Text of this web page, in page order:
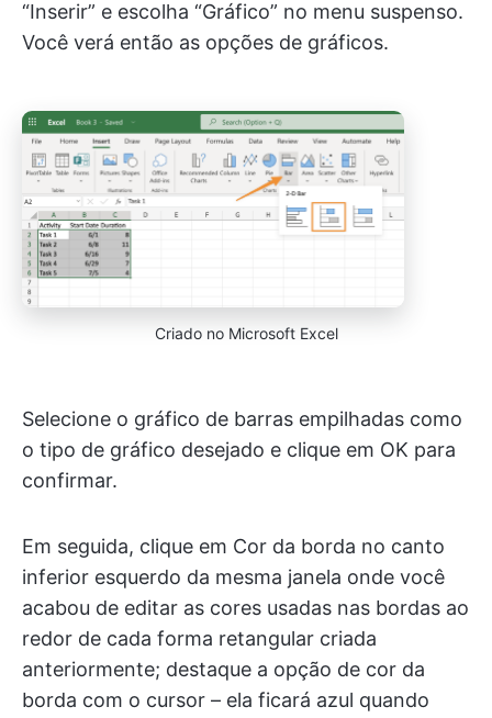
“Inserir” e escolha “Gráfico” no menu suspenso.
Você verá então as opções de gráficos.
Criado no Microsoft Excel
Selecione o gráfico de barras empilhadas como
o tipo de gráfico desejado e clique em OK para
confirmar.
Em seguida, clique em Cor da borda no canto
inferior esquerdo da mesma janela onde você
acabou de editar as cores usadas nas bordas ao
redor de cada forma retangular criada
anteriormente; destaque a opção de cor da
borda com o cursor – ela ficará azul quando